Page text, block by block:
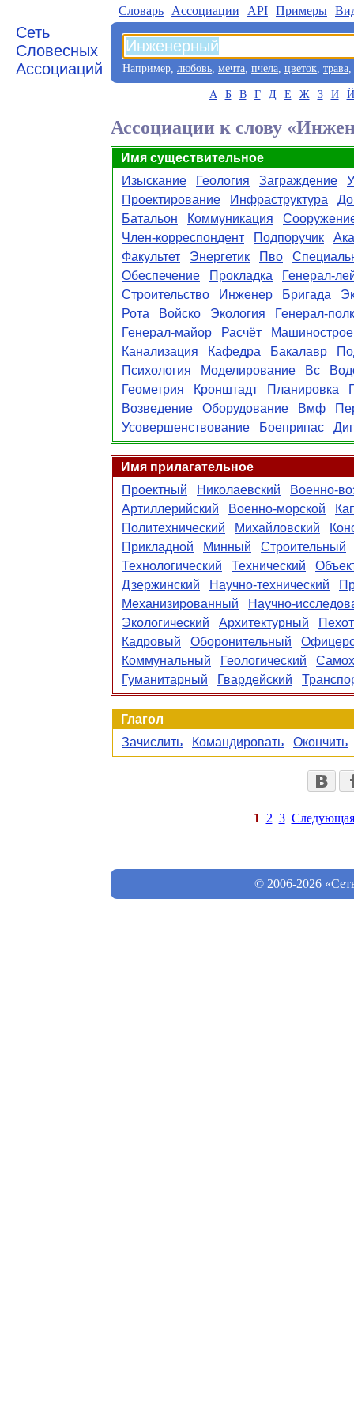
Сеть
Словесных
Ассоциаций
Словарь Aссоциации API Примеры
Например, любовь, мечта, пчела, цветок, трава,
А Б В Г Д Е Ж З И Й
Ассоциации к слову
Имя существительное
Изыскание
Геология Заграждение
Проектирование
Инфраструктура
Батальон
Коммуникация
Член-корреспондент
Подпоручик
Факультет
Энергетик Пво
Обеспечение
Прокладка
Генерал-
Строительство
Инженер Бригада
Рота
Войско Экология
Генерал-
Генерал-майор
Расчёт
Канализация
Кафедра Бакалавр
Психология
Моделирование Вс
Геометрия
Кронштадт Планировка
Возведение
Оборудование Вмф
Усовершенствование
Боеприпас
Имя прилагательное
Проектный
Николаевский
Военно-
Артиллерийский
Военно-морской
Политехнический
Михайловский
Прикладной
Минный
Строительный
Технологический
Технический
Дзержинский
Научно-технический
Механизированный
Научно-
Экологический
Архитектурный
Кадровый
Оборонительный
Коммунальный
Геологический
Гуманитарный
Гвардейский
Глагол
Зачислить
Командировать Окончить
1 2 3 Следующая
© 2006-2026